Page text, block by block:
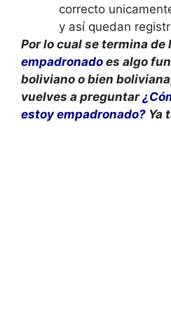
correcto
y así quedan
Por lo cual se termina de
empadronado es algo
boliviano o bien
vuelves a preguntar
estoy empadronado? Ya